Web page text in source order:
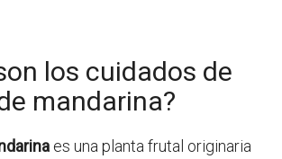
los cuidados de
mandarina?
es una planta frutal originaria